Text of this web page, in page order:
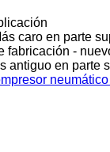
caro en parte
fabricación -
antiguo en parte